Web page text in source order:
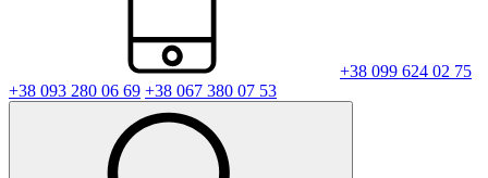
+38 099 624 02 75
+38 093 280 06 69 +38 067 380 07 53